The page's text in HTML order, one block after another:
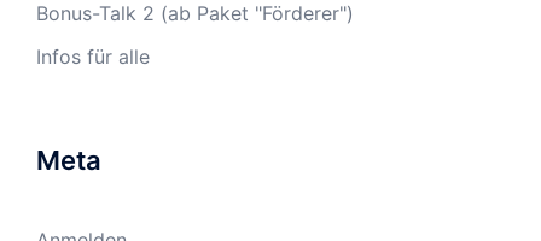
Bonus-Talk 2 (ab Paket "Förderer")
Infos für alle
Meta